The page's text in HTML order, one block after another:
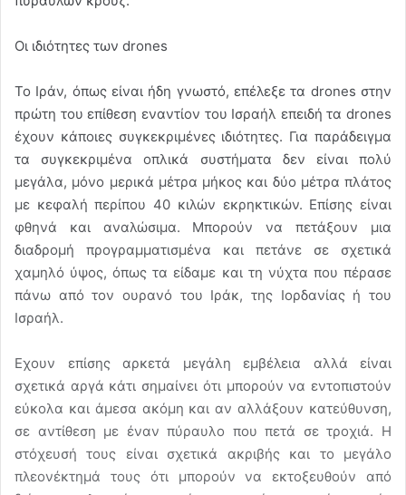
Οι ιδιότητες των drones
Το Ιράν, όπως είναι ήδη γνωστό, επέλεξε τα drones στην
πρώτη του επίθεση εναντίον του Ισραήλ επειδή τα drones
έχουν κάποιες συγκεκριμένες ιδιότητες. Για παράδειγμα
τα συγκεκριμένα οπλικά συστήματα δεν είναι πολύ
μεγάλα, μόνο μερικά μέτρα μήκος και δύο μέτρα πλάτος
με κεφαλή περίπου 40 κιλών εκρηκτικών. Επίσης είναι
φθηνά και αναλώσιμα. Μπορούν να πετάξουν μια
διαδρομή προγραμματισμένα και πετάνε σε σχετικά
χαμηλό ύψος, όπως τα είδαμε και τη νύχτα που πέρασε
πάνω από τον ουρανό του Ιράκ, της Ιορδανίας ή του
Ισραήλ.
Εχουν επίσης αρκετά μεγάλη εμβέλεια αλλά είναι
σχετικά αργά κάτι σημαίνει ότι μπορούν να εντοπιστούν
εύκολα και άμεσα ακόμη και αν αλλάξουν κατεύθυνση,
σε αντίθεση με έναν πύραυλο που πετά σε τροχιά. Η
στόχευσή τους είναι σχετικά ακριβής και το μεγάλο
πλεονέκτημά τους ότι μπορούν να εκτοξευθούν από